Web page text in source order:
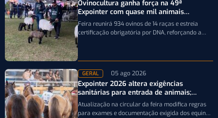
Ovinocultura ganha força na 49ª
Expointer com quase mil animais
inscritos
Feira reunirá 934 ovinos de 14 raças e estreia
certificação obrigatória por DNA, reforçando a
GERAL 05 ago 2026
Expointer 2026 altera exigências
sanitárias para entrada de animais;
entenda
Atualização na circular da feira modifica regras
para exames e documentação exigida dos equinos